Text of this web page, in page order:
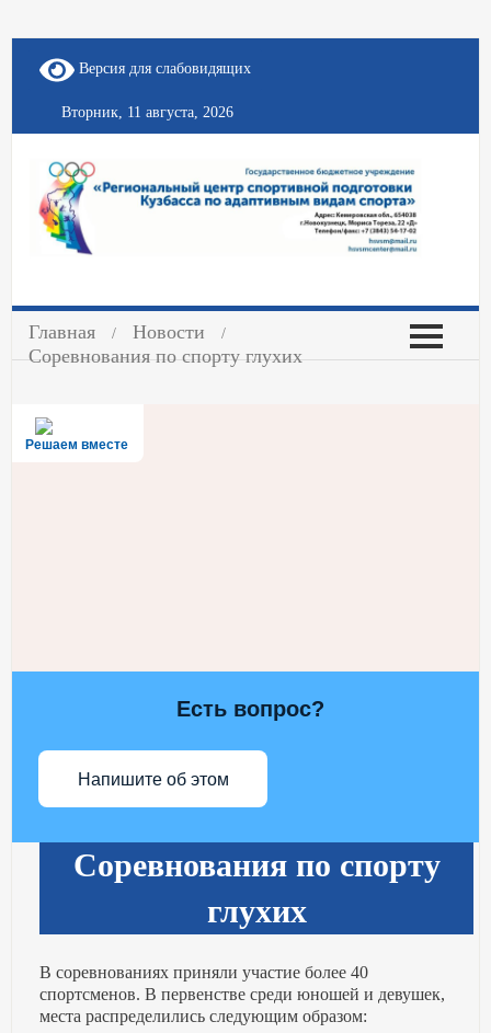
Версия для слабовидящих
Вторник, 11 августа, 2026
Главная
Новости
Соревнования по спорту глухих
Решаем вместе
Есть вопрос?
Напишите об этом
Соревнования по спорту
глухих
В соревнованиях приняли участие более 40
спортсменов. В первенстве среди юношей и девушек,
места распределились следующим образом: